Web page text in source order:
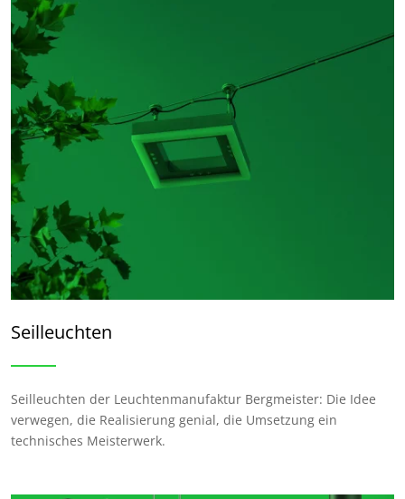
Seilleuchten
Seilleuchten der Leuchtenmanufaktur Bergmeister: Die Idee
verwegen, die Realisierung genial, die Umsetzung ein
technisches Meisterwerk.